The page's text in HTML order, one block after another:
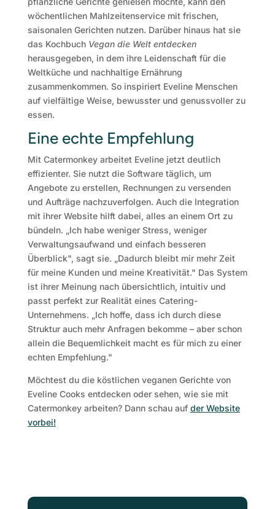
wöchentlichen Mahlzeitenservice mit frischen,
saisonalen Gerichten nutzen. Darüber hinaus hat sie
das Kochbuch Vegan die Welt entdecken
herausgegeben, in dem ihre Leidenschaft für die
Weltküche und nachhaltige Ernährung
zusammenkommen. So inspiriert Eveline Menschen
auf vielfältige Weise, bewusster und genussvoller zu
essen.
Eine echte Empfehlung
Mit Catermonkey arbeitet Eveline jetzt deutlich
effizienter. Sie nutzt die Software täglich, um
Angebote zu erstellen, Rechnungen zu versenden
und Aufträge nachzuverfolgen. Auch die Integration
mit ihrer Website hilft dabei, alles an einem Ort zu
bündeln. „Ich habe weniger Stress, weniger
Verwaltungsaufwand und einfach besseren
Überblick", sagt sie. „Dadurch bleibt mir mehr Zeit
für meine Kunden und meine Kreativität." Das System
ist ihrer Meinung nach übersichtlich, intuitiv und
passt perfekt zur Realität eines Catering-
Unternehmens. „Ich hoffe, dass ich durch diese
Struktur auch mehr Anfragen bekomme – aber schon
allein die Bequemlichkeit macht es für mich zu einer
echten Empfehlung."
Möchtest du die köstlichen veganen Gerichte von
Eveline Cooks entdecken oder sehen, wie sie mit
Catermonkey arbeiten? Dann schau auf der Website
vorbei!